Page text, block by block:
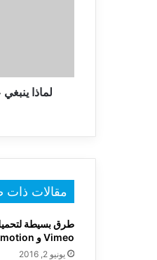
ليس
مقالات ذات
طرق بسيطة
Vimeo و Dailymotion بدون برامج
يونيو 2, 2016